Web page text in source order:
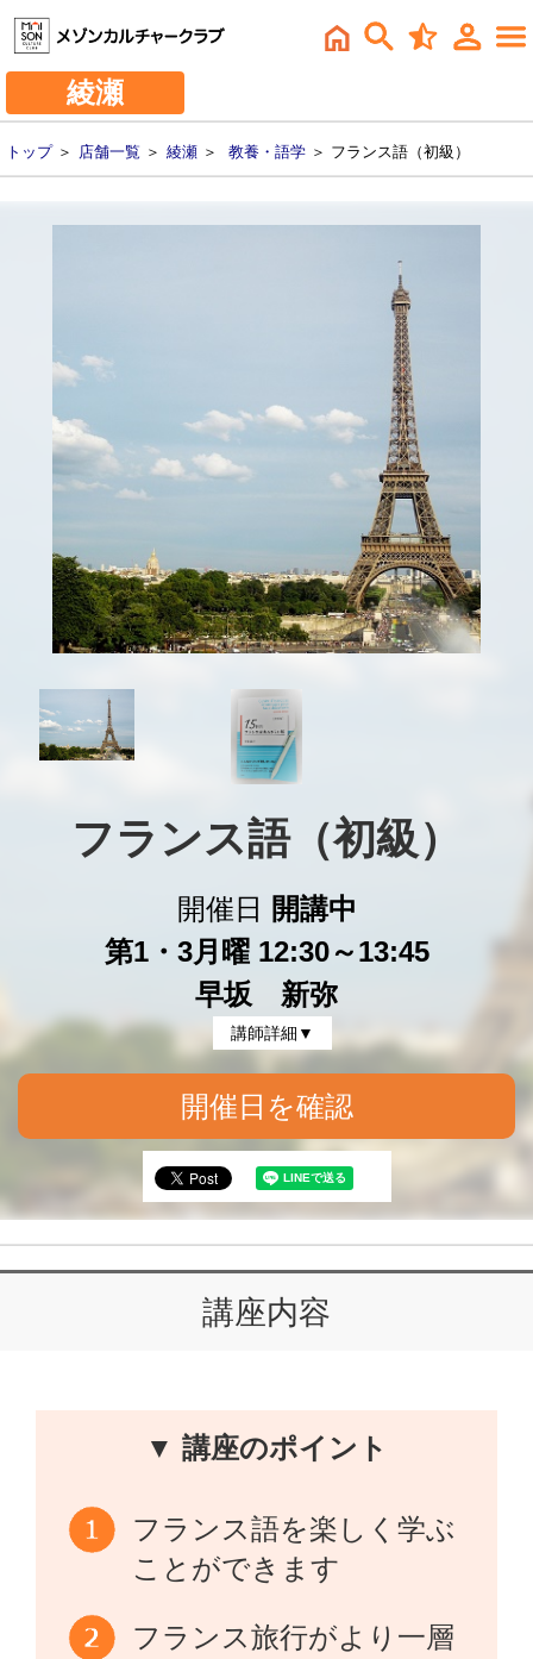
綾瀬
トップ＞ 店舗一覧 ＞ 綾瀬 ＞ 教養・語学 ＞ フランス語（初級）
フランス語（初級）
開催日
開講中
第1・3月曜 12:30～13:45
早坂 新弥
講師詳細▼
開催日を確認
講座内容
▼ 講座のポイント
フランス語を楽しく学ぶ
ことができます
フランス旅行がより一層